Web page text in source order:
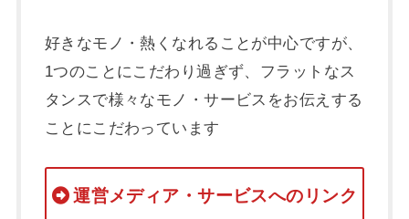
好きなモノ・熱くなれることが中心ですが、
1つのことにこだわり過ぎず、フラットなス
タンスで様々なモノ・サービスをお伝えする
ことにこだわっています
運営メディア・サービスへのリンク